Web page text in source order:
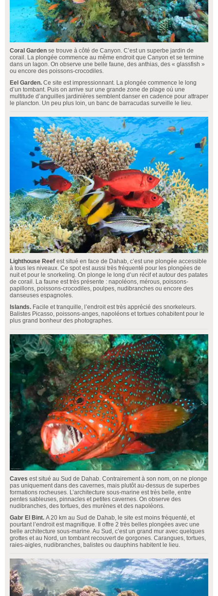
Coral Garden se trouve à côté de Canyon. C’est un superbe jardin de
corail. La plongée commence au même endroit que Canyon et se termine
dans un lagon. On observe une belle faune, des anthias, des « glassfish »
ou encore des poissons-crocodiles.
Eel Garden. Ce site est impressionnant. La plongée commence le long
d’un tombant. Puis on arrive sur une grande zone de plage où une
multitude d’anguilles jardinières semblent danser en cadence pour attraper
le plancton. Un peu plus loin, un banc de barracudas surveille le lieu.
Lighthouse Reef est situé en face de Dahab, c’est une plongée accessible
à tous les niveaux. Ce spot est aussi très fréquenté pour les plongées de
nuit et pour le snorkeling. On plonge le long d’un récif et autour des patates
de corail. La faune est très présente : napoléons, mérous, poissons-
papillons, poissons-crocodiles, poulpes, nudibranches ou encore des
danseuses espagnoles.
Islands. Facile et tranquille, l’endroit est très apprécié des snorkeleurs.
Balistes Picasso, poissons-anges, napoléons et tortues cohabitent pour le
plus grand bonheur des photographes.
Caves est situé au Sud de Dahab. Contrairement à son nom, on ne plonge
pas uniquement dans des cavernes, mais plutôt au-dessus de superbes
formations rocheuses. L’architecture sous-marine est très belle, entre
pentes sableuses, pinnacles et petites cavernes. On observe des
nudibranches, des tortues, des murènes et des napoléons.
Gabr El Bint. A 20 km au Sud de Dahab, le site est moins fréquenté, et
pourtant l’endroit est magnifique. Il offre 2 très belles plongées avec une
belle architecture sous-marine. Au Sud, c’est un grand mur avec quelques
grottes et au Nord, un tombant recouvert de gorgones. Carangues, tortues,
raies-aigles, nudibranches, balistes ou dauphins habitent le lieu.